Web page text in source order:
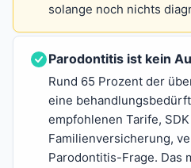
solange noch nichts
Parodontitis ist kein
Rund 65 Prozent der
eine
empfohlenen Tarife,
Familienversicherung,
Parodontitis-Frage. Das